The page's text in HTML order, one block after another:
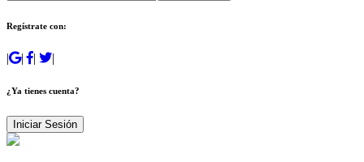
Regístrate con:
| | | |
¿Ya tienes cuenta?
Iniciar Sesión